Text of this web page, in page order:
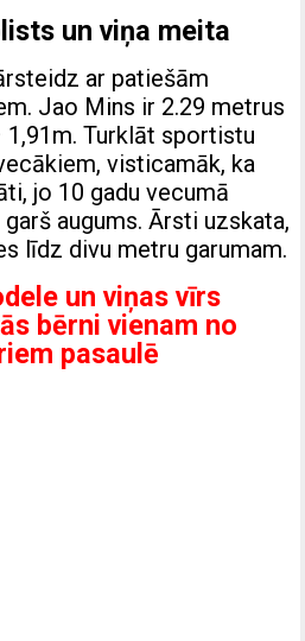
un viņa meita
ar patiešām
Jao Mins ir 2.29 metrus
Turklāt sportistu
visticamāk, ka
jo 10 gadu vecumā
augums. Ārsti uzskata,
līdz divu metru garumam.
un viņas vīrs
bērni vienam no
pasaulē